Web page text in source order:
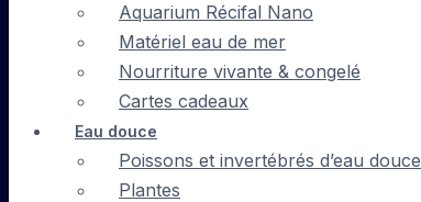
Aquarium Récifal Nano
Matériel eau de mer
Nourriture vivante & congelé
Cartes cadeaux
Eau douce
Poissons et invertébrés d’eau douce
Plantes